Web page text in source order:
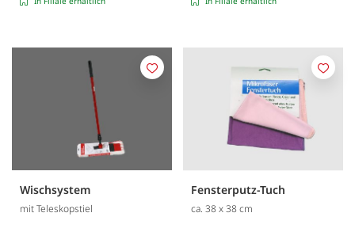
Wischsystem
mit Teleskopstiel
Merken
Fensterputz-Tuch
ca. 38 x 38 cm